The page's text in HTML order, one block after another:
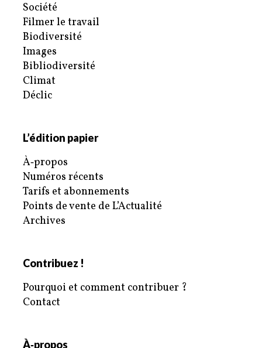
Société
Filmer le travail
Biodiversité
Images
Bibliodiversité
Climat
Déclic
L’édition papier
À‑propos
Numéros récents
Tarifs et abonnements
Points de vente de L’Actualité
Archives
Contribuez !
Pourquoi et comment contribuer ?
Contact
À‑propos